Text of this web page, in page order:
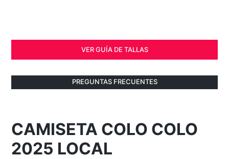
VER GUÍA DE TALLAS
PREGUNTAS FRECUENTES
CAMISETA COLO COLO
2025 LOCAL